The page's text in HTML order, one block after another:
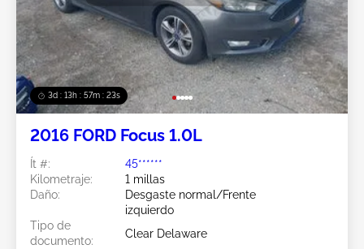
3d : 13h : 57m : 21s
2016 FORD Focus 1.0L
Ít #:
45******
Kilometraje:
1 millas
Daño:
Desgaste normal/Frente
izquierdo
Tipo de
documento:
Clear Delaware